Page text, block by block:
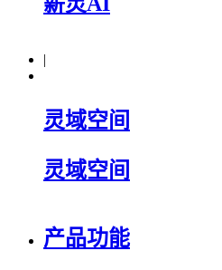
|
灵域空间
灵域空间
产品功能